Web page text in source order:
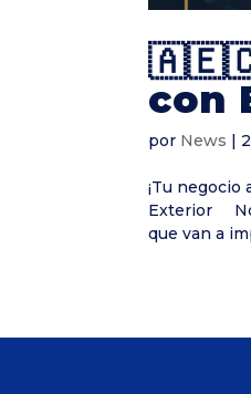
con
por News |
¡Tu negocio
Exterior
que van a